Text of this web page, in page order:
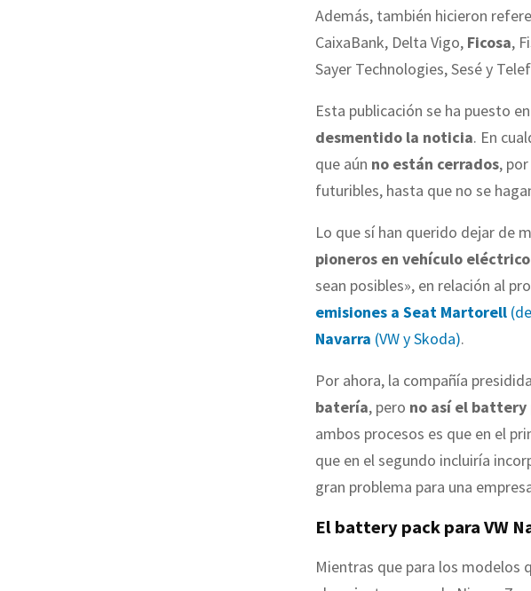
Además, también hicieron
CaixaBank, Delta Vigo, Ficosa,
Sayer Technologies, Sesé y
Esta publicación se ha puesto
desmentido la noticia. En
que aún no están cerrados,
futuribles, hasta que no se
Lo que sí han querido dejar de
pioneros en vehículo eléctrico
sean posibles», en relación al
emisiones a Seat Martorell
Navarra (VW y Skoda).
Por ahora, la compañía
batería, pero no así el battery
ambos procesos es que en el
que en el segundo incluiría
gran problema para una
El battery pack para VW
Mientras que para los modelos